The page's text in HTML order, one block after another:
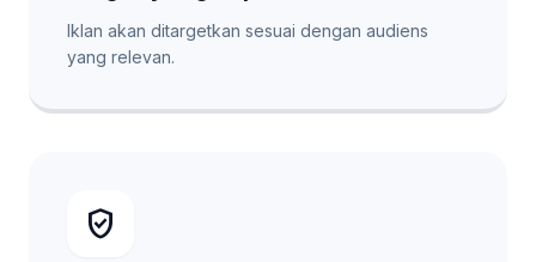
Iklan akan ditargetkan sesuai dengan audiens
yang relevan.
verified_user